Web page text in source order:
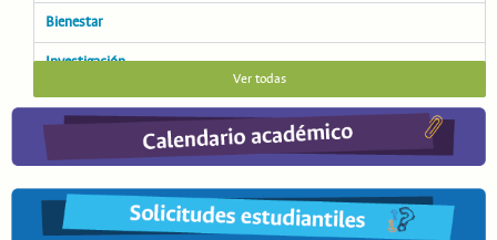
Bienestar
Investigación
Ver todas